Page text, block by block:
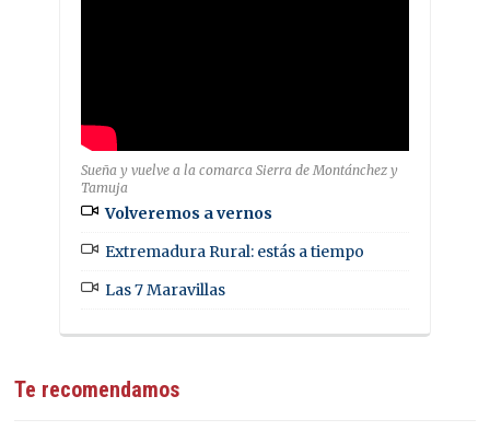
Sueña y vuelve a la comarca Sierra de Montánchez y
Tamuja
Volveremos a vernos
Extremadura Rural: estás a tiempo
Las 7 Maravillas
Te recomendamos